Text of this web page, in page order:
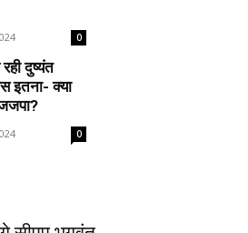
0
दुष्यंत
इतना- क्या
0